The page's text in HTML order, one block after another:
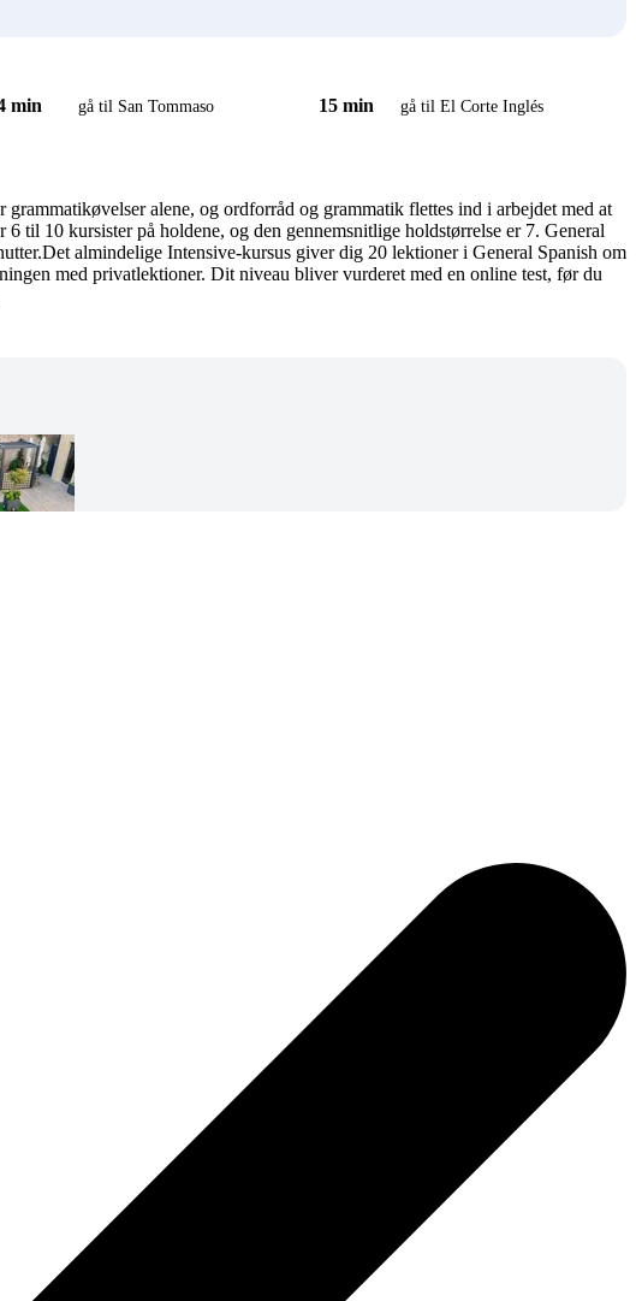
min gå til San Tommaso 15 min gå til El Corte Inglés
alene, og ordforråd og grammatik flettes ind i arbejdet med at
til 10 kursister på holdene, og den gennemsnitlige holdstørrelse er 7. General
almindelige Intensive-kursus giver dig 20 lektioner i General Spanish om
med privatlektioner. Dit niveau bliver vurderet med en online test, før du